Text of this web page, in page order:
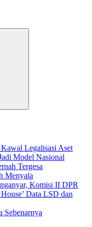
Legalisasi Aset
Model Nasional
Tergesa
Menyala
Komisi II DPR
Data LSD dan
Sebenarnya